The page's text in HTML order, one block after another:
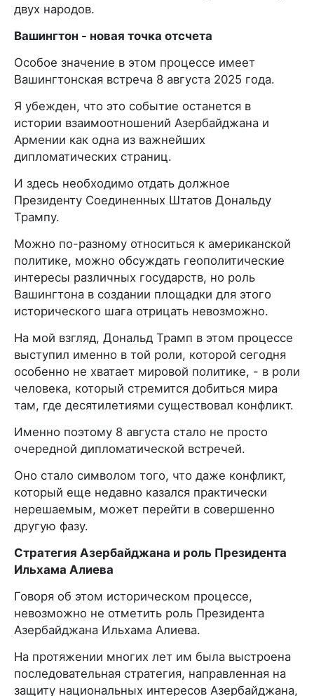
двух народов.
Вашингтон - новая точка отсчета
Особое значение в этом процессе имеет
Вашингтонская встреча 8 августа 2025 года.
Я убежден, что это событие останется в
истории взаимоотношений Азербайджана и
Армении как одна из важнейших
дипломатических страниц.
И здесь необходимо отдать должное
Президенту Соединенных Штатов Дональду
Трампу.
Можно по-разному относиться к американской
политике, можно обсуждать геополитические
интересы различных государств, но роль
Вашингтона в создании площадки для этого
исторического шага отрицать невозможно.
На мой взгляд, Дональд Трамп в этом процессе
выступил именно в той роли, которой сегодня
особенно не хватает мировой политике, - в роли
человека, который стремится добиться мира
там, где десятилетиями существовал конфликт.
Именно поэтому 8 августа стало не просто
очередной дипломатической встречей.
Оно стало символом того, что даже конфликт,
который еще недавно казался практически
нерешаемым, может перейти в совершенно
другую фазу.
Стратегия Азербайджана и роль Президента
Ильхама Алиева
Говоря об этом историческом процессе,
невозможно не отметить роль Президента
Азербайджана Ильхама Алиева.
На протяжении многих лет им была выстроена
последовательная стратегия, направленная на
защиту национальных интересов Азербайджана,